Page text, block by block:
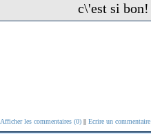
c\'est si bon!
Afficher les commentaires (0)|| Ecrire un commentaire